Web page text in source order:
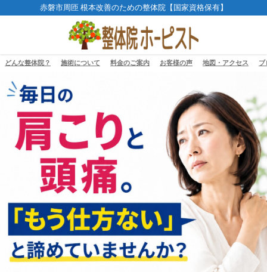
赤磐市周匝 根本改善のための整体院【国家資格保有】
どんな整体院？ 施術について 料金のご案内 お客様の声 地図・アクセス ブ